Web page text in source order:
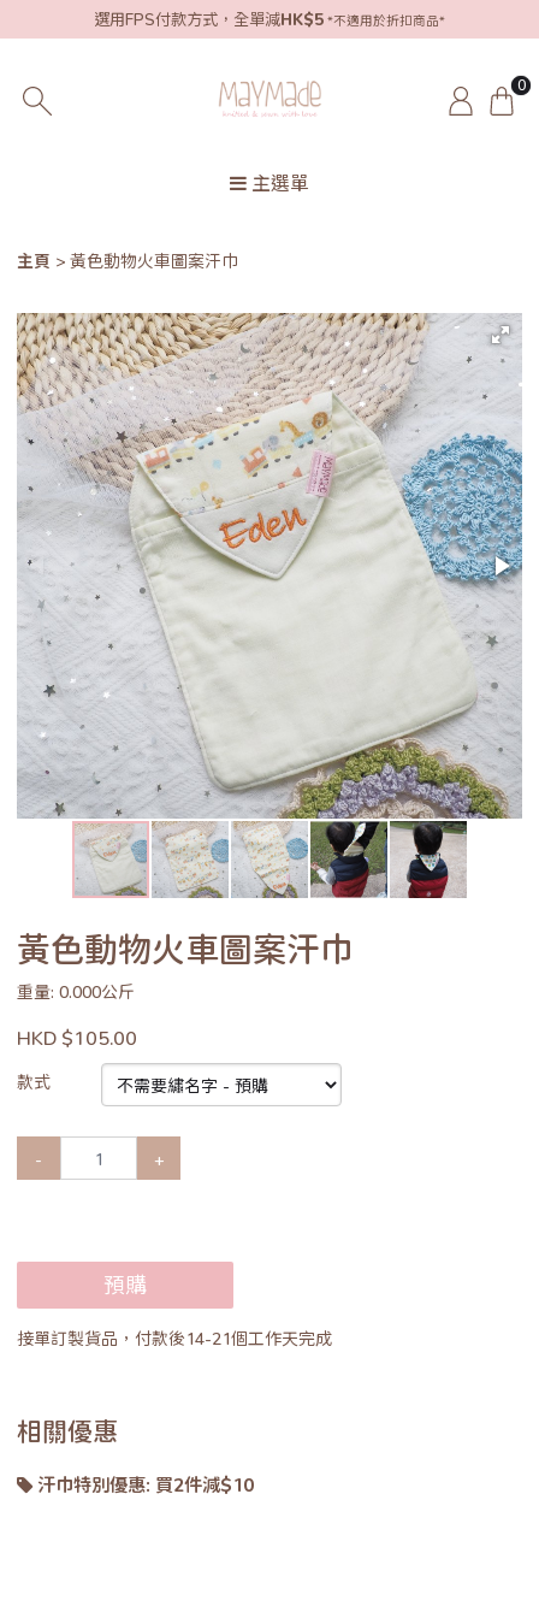
選用FPS付款方式，全單減HK$5 *不適用於折扣商品*
0
主選單
主頁 黃色動物火車圖案汗巾
黃色動物火車圖案汗巾
重量: 0.000公斤
HKD $105.00
款式
- +
預購
接單訂製貨品，付款後14-21個工作天完成
相關優惠
汗巾特別優惠: 買2件減$10